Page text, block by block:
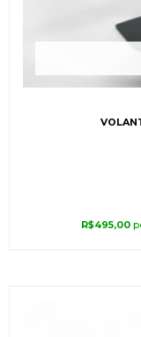
R$495,00